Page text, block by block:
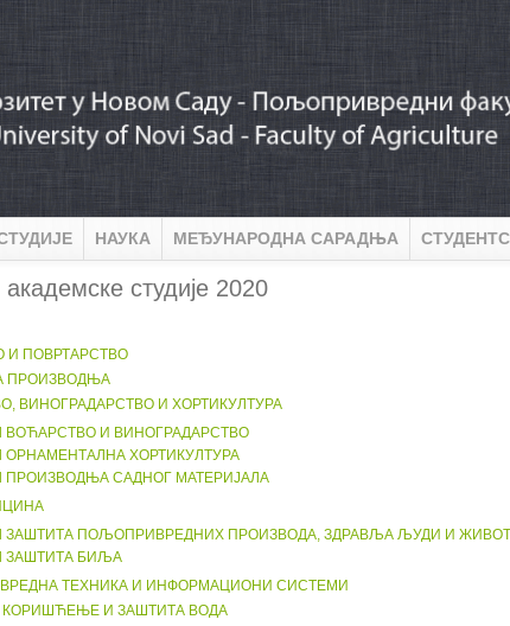
НАУКА МЕЂУНАРОДНА САРАДЊА
студије 2020
И ПОВРТАРСТВО
ПРОИЗВОДЊА
ВИНОГРАДАРСТВО И ХОРТИКУЛТУРА
ВОЋАРСТВО И ВИНОГРАДАРСТВО
ОРНАМЕНТАЛНА ХОРТИКУЛТУРА
ПРОИЗВОДЊА САДНОГ МАТЕРИЈАЛА
ЗАШТИТА ПОЉОПРИВРЕДНИХ ПРОИЗВОДА, ЗДРАВЉА ЉУДИ И
ЗАШТИТА БИЉА
ТЕХНИКА И ИНФОРМАЦИОНИ СИСТЕМИ
И ЗАШТИТА ВОДА